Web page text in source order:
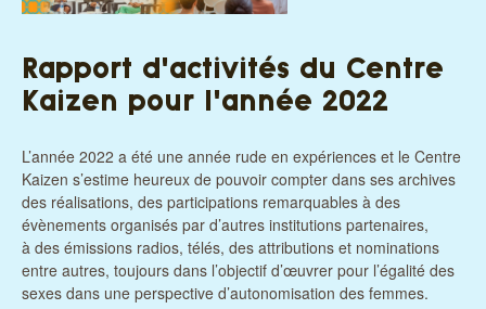
Rapport d'activités du Centre
Kaizen pour l'année 2022
L’année 2022 a été une année rude en expériences et le Centre
Kaizen s’estime heureux de pouvoir compter dans ses archives
des réalisations, des participations remarquables à des
évènements organisés par d’autres institutions partenaires,
à des émissions radios, télés, des attributions et nominations
entre autres, toujours dans l’objectif d’œuvrer pour l’égalité des
sexes dans une perspective d’autonomisation des femmes.